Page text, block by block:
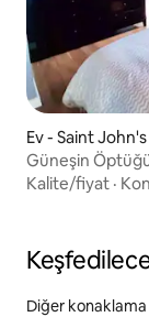
Ev - Saint John's
Güneşin
Kalite/fiyat ·
Diğer